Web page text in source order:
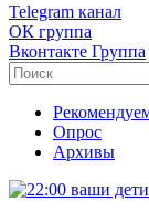
Telegram канал
ОК группа
Вконтакте Группа
Опрос
Архивы